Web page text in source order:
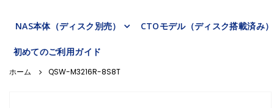
NAS本体（ディスク別売） CTOモデル（ディスク搭載済み）
初めてのご利用ガイド
QSW-M3216R-8S8T